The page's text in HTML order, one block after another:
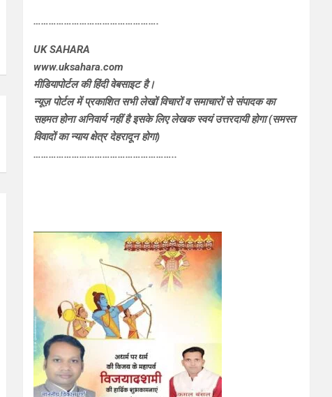
………………………………………….
UK SAHARA
www.uksahara.com
मीडियापोर्टल की हिंदी वेबसाइट है।
न्यूज़ पोर्टल में प्रकाशित सभी लेखों विचारों व समाचारों से संपादक का
सहमत होना अनिवार्य नहीं है इसके लिए लेखक स्वयं उत्तरदायी होगा (समस्त
विवादों का न्याय क्षेत्र देहरादून होगा)
………………………………………………..